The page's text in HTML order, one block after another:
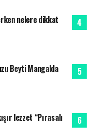
nelere dikkat
Beyti Mangalda
lezzet “Pırasalı